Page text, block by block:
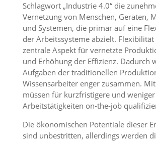
Schlagwort „Industrie 4.0“ die
Vernetzung von Menschen, Geräten,
und Systemen, die primär auf eine
der Arbeitssysteme abzielt.
zentrale Aspekt für vernetzte
und Erhöhung der Effizienz. Dadurch
Aufgaben der traditionellen
Wissensarbeiter enger zusammen.
müssen für kurzfristigere und
Arbeitstätigkeiten on-the-job
Die ökonomischen Potentiale dieser
sind unbestritten, allerdings werden